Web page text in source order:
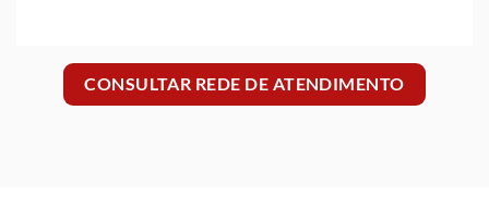
CONSULTAR REDE DE ATENDIMENTO